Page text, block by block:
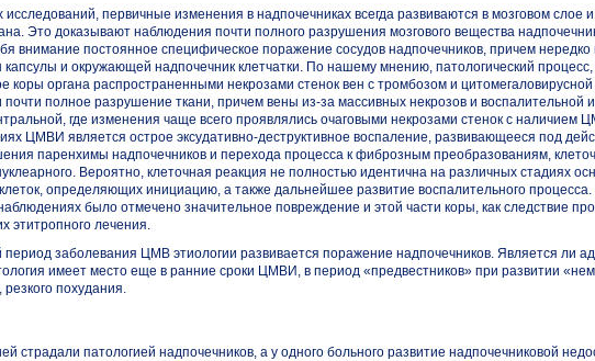
первичные изменения в надпочечниках всегда развиваются в мозговом слое и
Это доказывают наблюдения почти полного разрушения мозгового вещества
внимание постоянное специфическое поражение сосудов надпочечников, причем нередко
капсулы и окружающей надпочечник клетчатки. По нашему мнению, патологический
коры органа распространенными некрозами стенок вен с тромбозом и
почти полное разрушение ткани, причем вены из-за массивных некрозов и воспалительной
где изменения чаще всего проявлялись очаговыми некрозами стенок с наличием
ЦМВИ является острое эксудативно-деструктивное воспаление, развивающееся под
паренхимы надпочечников и перехода процесса к фиброзным преобразованиям,
Вероятно, клеточная реакция не полностью идентична на различных стадиях
определяющих инициацию, а также дальнейшее развитие воспалительного
было отмечено значительное повреждение и этой части коры, как следствие
этитропного лечения.
заболевания ЦМВ этиологии развивается поражение надпочечников. Является ли
имеет место еще в ранние сроки ЦМВИ, в период «предвестников» при развитии
похудания.
страдали патологией надпочечников, а у одного больного развитие надпочечниковой